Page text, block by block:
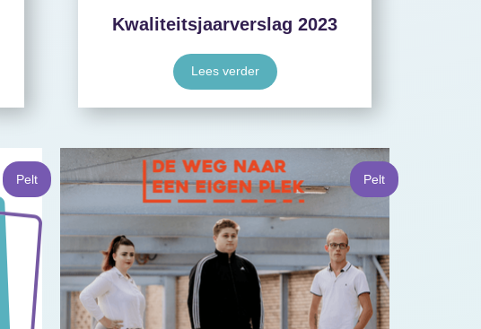
Kwaliteitsjaarverslag 2023
Lees verder
Pelt Pelt